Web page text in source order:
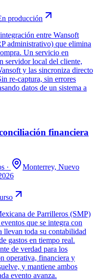
producción
entre Wansoft
administrativo) que elimina
Un servicio en
servidor local del cliente,
y las sincroniza directo
re-captura, sin errores
datos de un sistema a
financiera
·
Monterrey, Nuevo
de Parrilleros (SMP)
que se integra con
toda su contabilidad
gastos en tiempo real.
de verdad para los
operativa, financiera y
y mantiene ambos
evento avanza.